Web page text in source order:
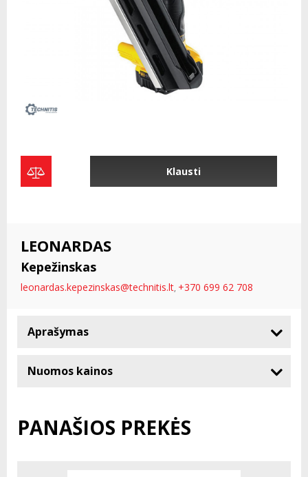
Klausti
LEONARDAS
Kepežinskas
leonardas.kepezinskas@technitis.lt, +370 699 62 708
Aprašymas
Nuomos kainos
PANAŠIOS PREKĖS